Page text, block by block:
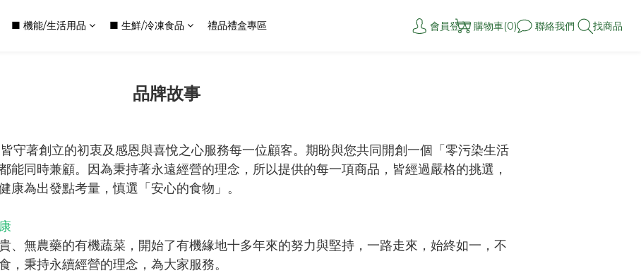
■ 機能/生活用品 ■ 生鮮/冷凍食品 禮品禮盒專區 會員登入 購物車(0) 聯絡我們 找商品
品牌故事
守著創立的初衷及感恩與喜悅之心服務每一位顧客。期盼與您共同開創一個「零污染生活
能同時兼顧。因為秉持著永遠經營的理念，所以提供的每一項商品，皆經過嚴格的挑選，
康為出發點考量，慎選「安心的食物」。
、無農藥的有機蔬菜，開始了有機緣地十多年來的努力與堅持，一路走來，始終如一，不
，秉持永續經營的理念，為大家服務。